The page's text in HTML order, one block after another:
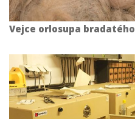
Vejce orlosupa bradatého